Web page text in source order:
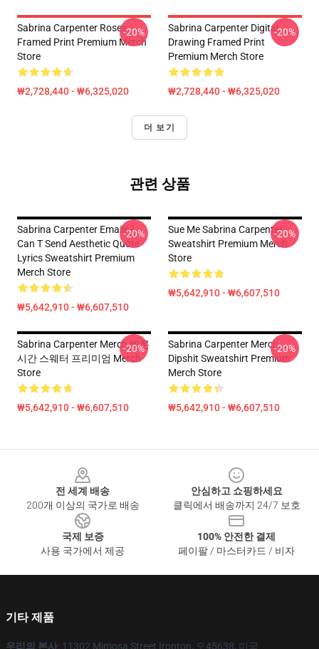
Sabrina Carpenter Roses
Framed Print Premium Merch
Store
₩2,728,440 - ₩6,325,020
-20%
Sabrina Carpenter Digital
Drawing Framed Print
Premium Merch Store
₩2,728,440 - ₩6,325,020
-20%
더 보기
관련 상품
Sabrina Carpenter Emails I
Can T Send Aesthetic Quote
Lyrics Sweatshirt Premium
Merch Store
₩5,642,910 - ₩6,607,510
-20%
Sue Me Sabrina Carpenter
Sweatshirt Premium Merch
Store
₩5,642,910 - ₩6,607,510
-20%
Sabrina Carpenter Merch 빠른
시간 스웨터 프리미엄 Merch
Store
₩5,642,910 - ₩6,607,510
-20%
Sabrina Carpenter Merch
Dipshit Sweatshirt Premium
Merch Store
₩5,642,910 - ₩6,607,510
-20%
전 세계 배송
200개 이상의 국가로 배송
안심하고 쇼핑하세요
클릭에서 배송까지 24/7 보호
국제 보증
사용 국가에서 제공
100% 안전한 결제
페이팔 / 마스터카드 / 비자
기타 제품
우리의 본사: 11302 Mimosa Street Ironton, 오45638, 미국